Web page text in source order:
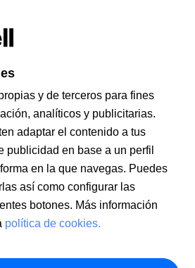
Aviso legalPolítica de cookies
Seguridad Atención al cliente
y de terceros para fines
analíticos y publicitarias.
adaptar el contenido a tus
publicidad en base a un perfil
en la que navegas. Puedes
así como configurar las
botones. Más información
política de cookies.